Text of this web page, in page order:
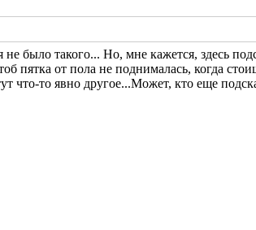
не было такого... Но, мне кажется, здесь
пятка от пола не поднималась, когда
что-то явно другое...Может, кто еще